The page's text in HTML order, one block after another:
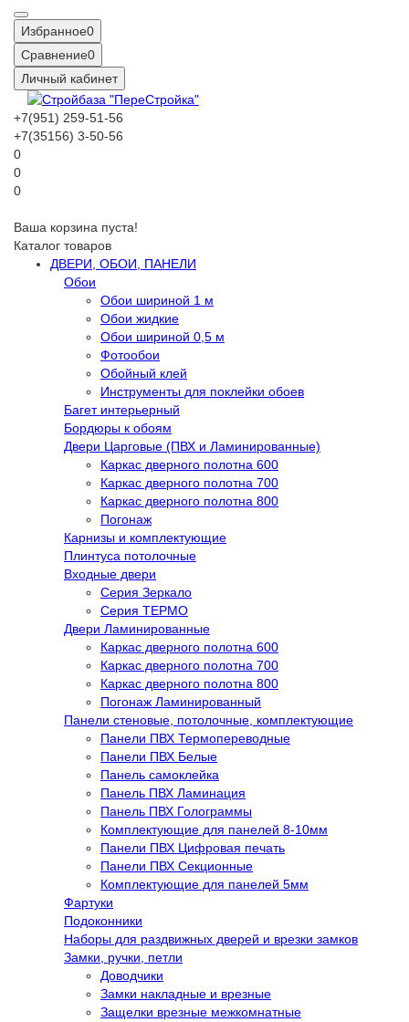
Избранное0
Сравнение0
Личный кабинет
+7(951) 259-51-56
+7(35156) 3-50-56
0
0
0
Ваша корзина пуста!
Каталог товаров
ДВЕРИ, ОБОИ, ПАНЕЛИ
Обои
Обои шириной 1 м
Обои жидкие
Обои шириной 0,5 м
Фотообои
Обойный клей
Инструменты для поклейки обоев
Багет интерьерный
Бордюры к обоям
Двери Царговые (ПВХ и Ламинированные)
Каркас дверного полотна 600
Каркас дверного полотна 700
Каркас дверного полотна 800
Погонаж
Карнизы и комплектующие
Плинтуса потолочные
Входные двери
Серия Зеркало
Серия ТЕРМО
Двери Ламинированные
Каркас дверного полотна 600
Каркас дверного полотна 700
Каркас дверного полотна 800
Погонаж Ламинированный
Панели стеновые, потолочные, комплектующие
Панели ПВХ Термопереводные
Панели ПВХ Белые
Панель самоклейка
Панель ПВХ Ламинация
Панель ПВХ Голограммы
Комплектующие для панелей 8-10мм
Панели ПВХ Цифровая печать
Панели ПВХ Секционные
Комплектующие для панелей 5мм
Фартуки
Подоконники
Наборы для раздвижных дверей и врезки замков
Замки, ручки, петли
Доводчики
Замки накладные и врезные
Защелки врезные межкомнатные